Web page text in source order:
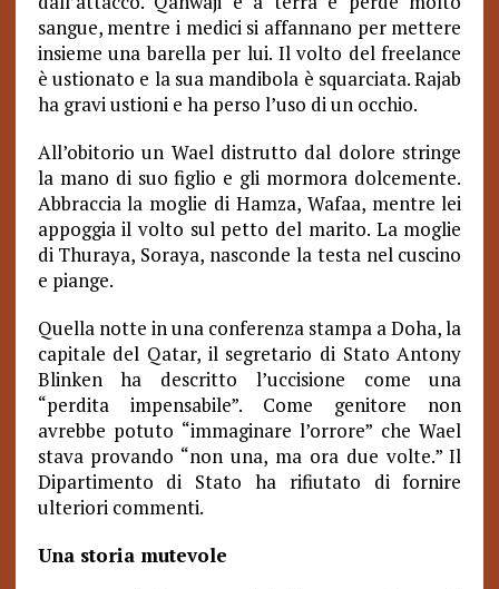
sangue, mentre i medici si affannano per mettere
insieme una barella per lui. Il volto del freelance
è ustionato e la sua mandibola è squarciata. Rajab
ha gravi ustioni e ha perso l’uso di un occhio.
All’obitorio un Wael distrutto dal dolore stringe
la mano di suo figlio e gli mormora dolcemente.
Abbraccia la moglie di Hamza, Wafaa, mentre lei
appoggia il volto sul petto del marito. La moglie
di Thuraya, Soraya, nasconde la testa nel cuscino
e piange.
Quella notte in una conferenza stampa a Doha, la
capitale del Qatar, il segretario di Stato Antony
Blinken ha descritto l’uccisione come una
“perdita impensabile”. Come genitore non
avrebbe potuto “immaginare l’orrore” che Wael
stava provando “non una, ma ora due volte.” Il
Dipartimento di Stato ha rifiutato di fornire
ulteriori commenti.
Una storia mutevole